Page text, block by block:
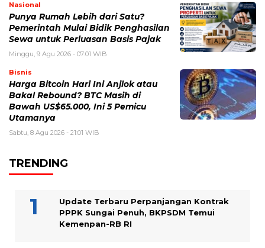
Nasional
Punya Rumah Lebih dari Satu?
Pemerintah Mulai Bidik Penghasilan
Sewa untuk Perluasan Basis Pajak
Minggu, 9 Agu 2026 - 07:01 WIB
Bisnis
Harga Bitcoin Hari Ini Anjlok atau
Bakal Rebound? BTC Masih di
Bawah US$65.000, Ini 5 Pemicu
Utamanya
Sabtu, 8 Agu 2026 - 21:01 WIB
TRENDING
Update Terbaru Perpanjangan Kontrak
PPPK Sungai Penuh, BKPSDM Temui
Kemenpan-RB RI